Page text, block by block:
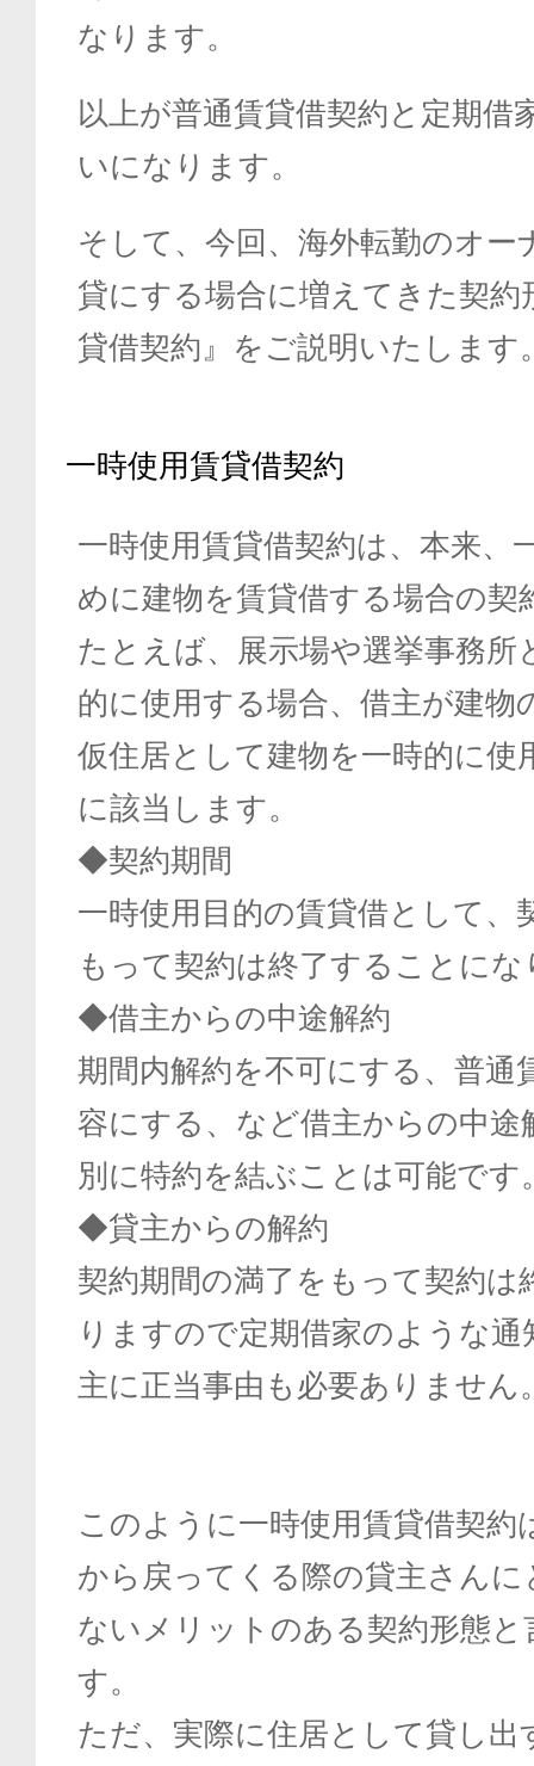
なります。
以上が普通賃貸借契約と定期借
いになります。
そして、今回、海外転勤のオー
貸にする場合に増えてきた契約
貸借契約』をご説明いたします
一時使用賃貸借契約
一時使用賃貸借契約は、本来、
めに建物を賃貸借する場合の契
たとえば、展示場や選挙事務所
的に使用する場合、借主が建物
仮住居として建物を一時的に使
に該当します。
◆契約期間
一時使用目的の賃貸借として、
もって契約は終了することにな
◆借主からの中途解約
期間内解約を不可にする、普通
容にする、など借主からの中途
別に特約を結ぶことは可能です
◆貸主からの解約
契約期間の満了をもって契約は
りますので定期借家のような
主に正当事由も必要ありません
このように一時使用賃貸借契約
から戻ってくる際の貸主さん
ないメリットのある契約形態
す。
ただ、実際に住居として貸し出